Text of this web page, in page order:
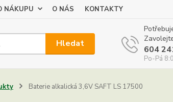
NÁKUPU O NÁS KONTAKTY
Hledat
604
Po-Pá
Baterie alkalická 3,6V SAFT LS 17500